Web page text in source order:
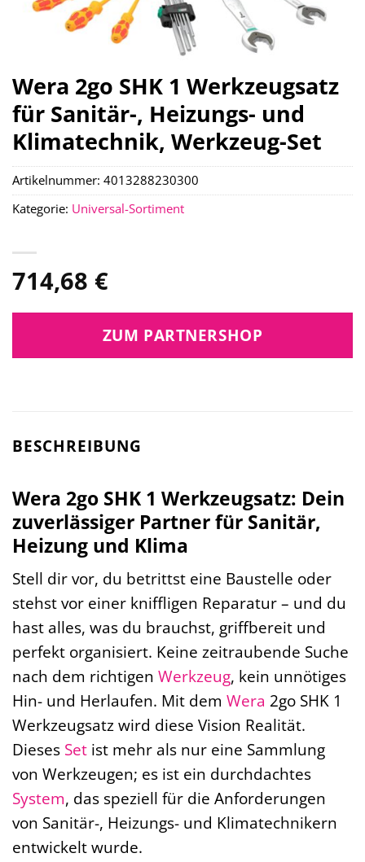
Wera 2go SHK 1 Werkzeugsatz
für Sanitär-, Heizungs- und
Klimatechnik, Werkzeug-Set
714,68 €
ZUM PARTNERSHOP
Artikelnummer: 4013288230300
Kategorie: Universal-Sortiment
BESCHREIBUNG
Wera 2go SHK 1 Werkzeugsatz: Dein
zuverlässiger Partner für Sanitär,
Heizung und Klima
Stell dir vor, du betrittst eine Baustelle oder
stehst vor einer kniffligen Reparatur – und du
hast alles, was du brauchst, griffbereit und
perfekt organisiert. Keine zeitraubende Suche
nach dem richtigen Werkzeug, kein unnötiges
Hin- und Herlaufen. Mit dem Wera 2go SHK 1
Werkzeugsatz wird diese Vision Realität.
Dieses Set ist mehr als nur eine Sammlung
von Werkzeugen; es ist ein durchdachtes
System, das speziell für die Anforderungen
von Sanitär-, Heizungs- und Klimatechnikern
entwickelt wurde.